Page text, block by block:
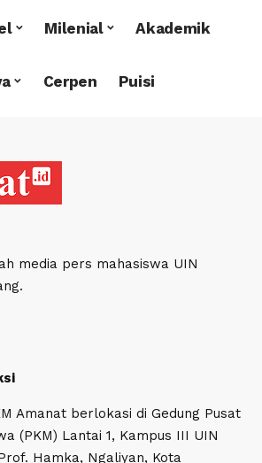
Milenial Akademik
Cerpen Puisi
media pers mahasiswa UIN
Amanat berlokasi di Gedung Pusat
(PKM) Lantai 1, Kampus III UIN
Hamka, Ngaliyan, Kota